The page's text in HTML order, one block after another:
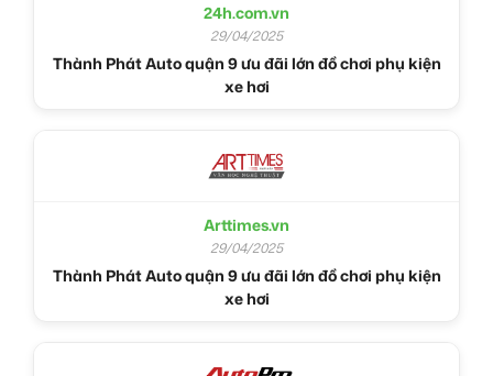
24h.com.vn
29/04/2025
Thành Phát Auto quận 9 ưu đãi lớn đồ chơi phụ kiện
xe hơi
Arttimes.vn
29/04/2025
Thành Phát Auto quận 9 ưu đãi lớn đồ chơi phụ kiện
xe hơi